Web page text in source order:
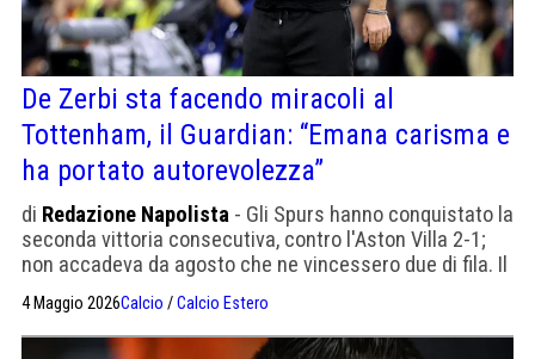
De Zerbi sta facendo miracoli al
Tottenham, il Guardian: “Emana carisma e
ha portato autorevolezza”
di Redazione Napolista - Gli Spurs hanno conquistato la
seconda vittoria consecutiva, contro l'Aston Villa 2-1;
non accadeva da agosto che ne vincessero due di fila. Il
Champions fosse il Tottenham, non il Villa".
4 Maggio 2026Calcio /Calcio Estero